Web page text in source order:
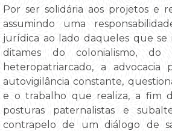
Por ser solidária aos projetos e
assumindo uma
jurídica ao lado daqueles que se
ditames do colonialismo, do
heteropatriarcado, a advocacia
autovigilância constante,
e o trabalho que realiza, a fim
posturas paternalistas e
contrapelo de um diálogo de